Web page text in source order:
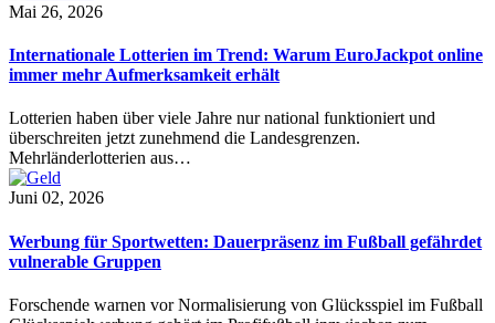
Mai 26, 2026
Internationale Lotterien im Trend: Warum EuroJackpot online
immer mehr Aufmerksamkeit erhält
Lotterien haben über viele Jahre nur national funktioniert und
überschreiten jetzt zunehmend die Landesgrenzen.
Mehrländerlotterien aus…
Juni 02, 2026
Werbung für Sportwetten: Dauerpräsenz im Fußball gefährdet
vulnerable Gruppen
Forschende warnen vor Normalisierung von Glücksspiel im Fußball